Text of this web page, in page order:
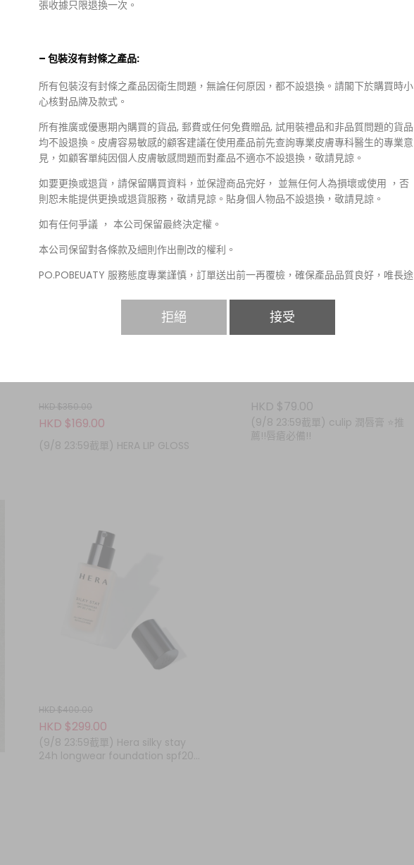
HKD $488.00
HKD $388.00
(9/8 23:59截單) daniel's truth滾珠
精油香水
HKD $199.00
(9/8 23:59截單) yunjac skin
perfecting protective base prep
40ML
HKD $350.00
HKD $169.00
(9/8 23:59截單) HERA LIP GLOSS
HKD $79.00
(9/8 23:59截單) culip 潤唇膏 ⭐️推
薦!!唇瘡必備!!
HKD $400.00
HKD $299.00
(9/8 23:59截單) Hera silky stay
24h longwear foundation spf20
張收據只限退換一次。
– 包裝沒有封條之產品:
所有包裝沒有封條之產品因衛生問題，無論任何原因，都不設退換。請閣下於購買時小
心核對品牌及款式。
所有推廣或優惠期內購買的貨品, 郵費或任何免費贈品, 試用裝禮品和非品質問題的貨品
均不設退換。皮膚容易敏感的顧客建議在使用產品前先查詢專業皮膚專科醫生的專業意
見，如顧客單純因個人皮膚敏感問題而對產品不適亦不設退換，敬請見諒。
如要更換或退貨，請保留購買資料，並保證商品完好， 並無任何人為損壞或使用 ，否
則恕未能提供更換或退貨服務，敬請見諒。貼身個人物品不設退換，敬請見諒。
如有任何爭議 ， 本公司保留最終決定權。
本公司保留對各條款及細則作出刪改的權利。
PO.POBEUATY 服務態度專業謹慎，訂單送出前一再覆檢，確保產品品質良好，唯長途
產品曾被使用(例如包裝膠紙或盒被撕去)。
客人不喜歡或滿意產品顏色、香味、包裝、效果等等客觀意見。
產品並未保持完好包裝、已受破壞、損毀或不完整。
任何顯示不接受退貨的折扣產品、清貨產品或特賣產品。
拒絕 接受